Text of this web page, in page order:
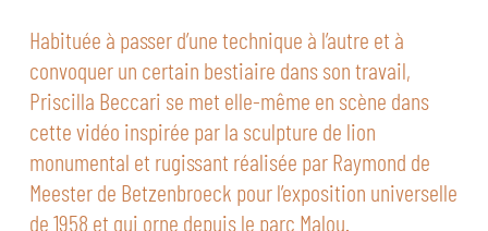
Habituée à passer d’une technique à l’autre et à
convoquer un certain bestiaire dans son travail,
Priscilla Beccari se met elle-même en scène dans
cette vidéo inspirée par la sculpture de lion
monumental et rugissant réalisée par Raymond de
Meester de Betzenbroeck pour l’exposition universelle
de 1958 et qui orne depuis le parc Malou.